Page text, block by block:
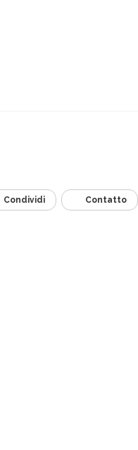
Condividi Contatto